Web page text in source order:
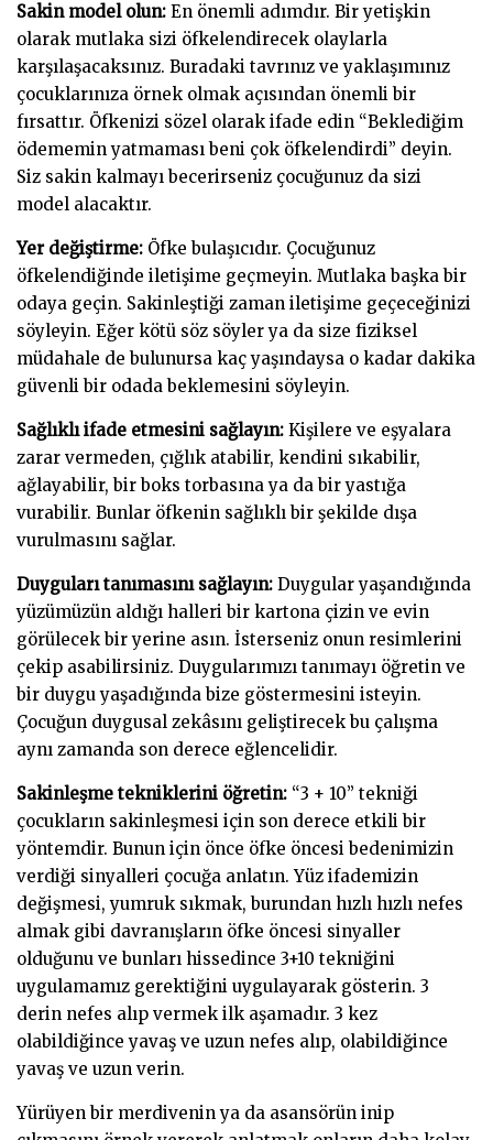
Sakin model olun: En önemli adımdır. Bir yetişkin
olarak mutlaka sizi öfkelendirecek olaylarla
karşılaşacaksınız. Buradaki tavrınız ve yaklaşımınız
çocuklarınıza örnek olmak açısından önemli bir
fırsattır. Öfkenizi sözel olarak ifade edin “Beklediğim
ödememin yatmaması beni çok öfkelendirdi” deyin.
Siz sakin kalmayı becerirseniz çocuğunuz da sizi
model alacaktır.
Yer değiştirme: Öfke bulaşıcıdır. Çocuğunuz
öfkelendiğinde iletişime geçmeyin. Mutlaka başka bir
odaya geçin. Sakinleştiği zaman iletişime geçeceğinizi
söyleyin. Eğer kötü söz söyler ya da size fiziksel
müdahale de bulunursa kaç yaşındaysa o kadar dakika
güvenli bir odada beklemesini söyleyin.
Sağlıklı ifade etmesini sağlayın: Kişilere ve eşyalara
zarar vermeden, çığlık atabilir, kendini sıkabilir,
ağlayabilir, bir boks torbasına ya da bir yastığa
vurabilir. Bunlar öfkenin sağlıklı bir şekilde dışa
vurulmasını sağlar.
Duyguları tanımasını sağlayın: Duygular yaşandığında
yüzümüzün aldığı halleri bir kartona çizin ve evin
görülecek bir yerine asın. İsterseniz onun resimlerini
çekip asabilirsiniz. Duygularımızı tanımayı öğretin ve
bir duygu yaşadığında bize göstermesini isteyin.
Çocuğun duygusal zekâsını geliştirecek bu çalışma
aynı zamanda son derece eğlencelidir.
Sakinleşme tekniklerini öğretin: “3 + 10” tekniği
çocukların sakinleşmesi için son derece etkili bir
yöntemdir. Bunun için önce öfke öncesi bedenimizin
verdiği sinyalleri çocuğa anlatın. Yüz ifademizin
değişmesi, yumruk sıkmak, burundan hızlı hızlı nefes
almak gibi davranışların öfke öncesi sinyaller
olduğunu ve bunları hissedince 3+10 tekniğini
uygulamamız gerektiğini uygulayarak gösterin. 3
derin nefes alıp vermek ilk aşamadır. 3 kez
olabildiğince yavaş ve uzun nefes alıp, olabildiğince
yavaş ve uzun verin.
Yürüyen bir merdivenin ya da asansörün inip